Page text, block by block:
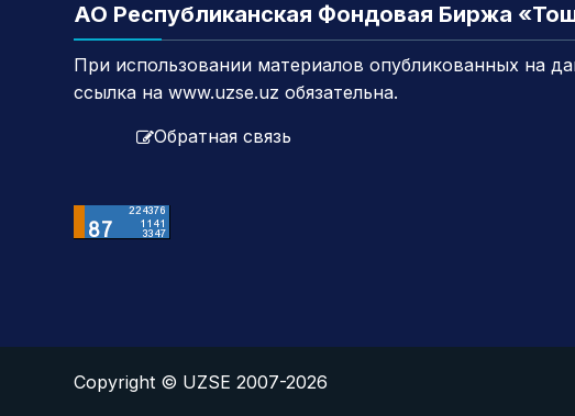
АО Республиканская Фондовая Биржа
При использовании материалов опубликованных на
ссылка на www.uzse.uz обязательна.
Обратная связь
Copyright © UZSE 2007-2026